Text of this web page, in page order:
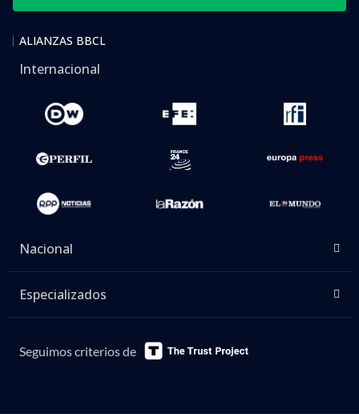
ALIANZAS BBCL
Internacional
Nacional
Especializados
Seguimos criterios de